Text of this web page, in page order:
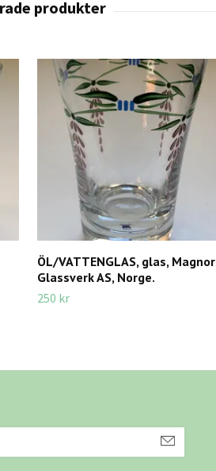
ÖL/VATTENGLAS, glas, Magnor
Glassverk AS, Norge.
250 kr